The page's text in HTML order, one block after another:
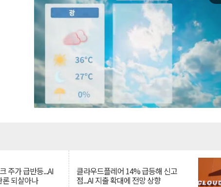
주가 급반등...AI
되살아나
클라우드플레어 14% 급등해 신고
점...AI 지출 확대에 전망 상향